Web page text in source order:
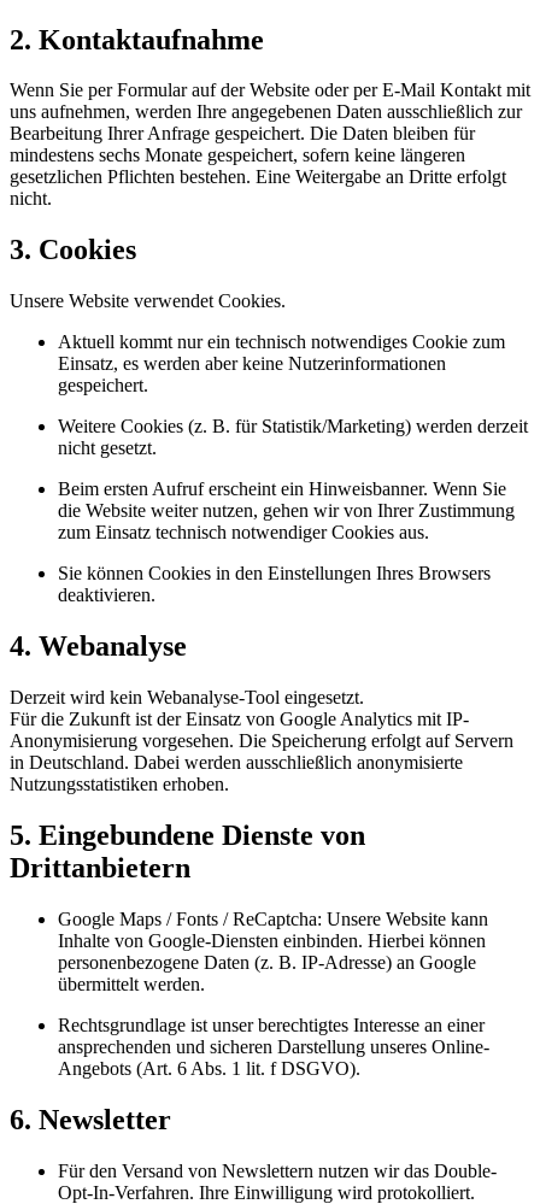
2. Kontaktaufnahme
Wenn Sie per Formular auf der Website oder per E-Mail Kontakt mit
uns aufnehmen, werden Ihre angegebenen Daten ausschließlich zur
Bearbeitung Ihrer Anfrage gespeichert. Die Daten bleiben für
mindestens sechs Monate gespeichert, sofern keine längeren
gesetzlichen Pflichten bestehen. Eine Weitergabe an Dritte erfolgt
nicht.
3. Cookies
Unsere Website verwendet Cookies.
Aktuell kommt nur ein technisch notwendiges Cookie zum
Einsatz, es werden aber keine Nutzerinformationen
gespeichert.
Weitere Cookies (z. B. für Statistik/Marketing) werden derzeit
nicht gesetzt.
Beim ersten Aufruf erscheint ein Hinweisbanner. Wenn Sie
die Website weiter nutzen, gehen wir von Ihrer Zustimmung
zum Einsatz technisch notwendiger Cookies aus.
Sie können Cookies in den Einstellungen Ihres Browsers
deaktivieren.
4. Webanalyse
Derzeit wird kein Webanalyse-Tool eingesetzt.
Für die Zukunft ist der Einsatz von Google Analytics mit IP-
Anonymisierung vorgesehen. Die Speicherung erfolgt auf Servern
in Deutschland. Dabei werden ausschließlich anonymisierte
Nutzungsstatistiken erhoben.
5. Eingebundene Dienste von
Drittanbietern
Google Maps / Fonts / ReCaptcha: Unsere Website kann
Inhalte von Google-Diensten einbinden. Hierbei können
personenbezogene Daten (z. B. IP-Adresse) an Google
übermittelt werden.
Rechtsgrundlage ist unser berechtigtes Interesse an einer
ansprechenden und sicheren Darstellung unseres Online-
Angebots (Art. 6 Abs. 1 lit. f DSGVO).
6. Newsletter
Für den Versand von Newslettern nutzen wir das Double-
Opt-In-Verfahren. Ihre Einwilligung wird protokolliert.